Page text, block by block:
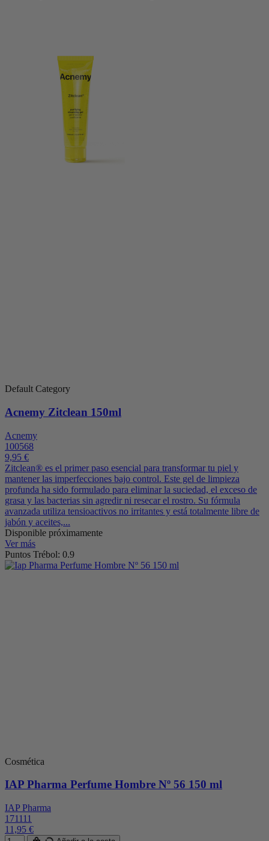
Default Category
Acnemy Zitclean 150ml
Acnemy
100568
9,95 €
Zitclean® es el primer paso esencial para transformar tu piel y
mantener las imperfecciones bajo control. Este gel de limpieza
profunda ha sido formulado para eliminar la suciedad, el exceso de
grasa y las bacterias sin agredir ni resecar el rostro. Su fórmula
avanzada utiliza tensioactivos no irritantes y está totalmente libre de
jabón y aceites,...
Disponible próximamente
Ver más
Puntos Trébol: 0.9
Cosmética
IAP Pharma Perfume Hombre Nº 56 150 ml
IAP Pharma
171111
11,95 €